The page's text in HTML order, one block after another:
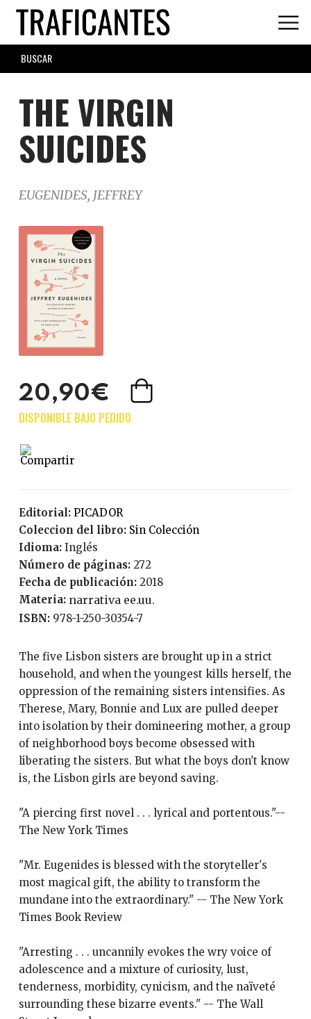
Skip
main
content
SEARCH
FORM
THE VIRGIN
SUICIDES
EUGENIDES, JEFFREY
20,90€
Editorial:
PICADOR
Coleccion del libro:
Sin Colección
Idioma: Inglés
Número de páginas:
272
Fecha de publicación:
2018
Materia: narrativa ee.uu.
ISBN: 978-1-250-30354-7
The five Lisbon sisters are brought up in a strict
household, and when the youngest kills herself, the
oppression of the remaining sisters intensifies. As
Therese, Mary, Bonnie and Lux are pulled deeper
into isolation by their domineering mother, a group
of neighborhood boys become obsessed with
liberating the sisters. But what the boys don't know
is, the Lisbon girls are beyond saving.
"A piercing first novel . . . lyrical and portentous."--
The New York Times
"Mr. Eugenides is blessed with the storyteller's
most magical gift, the ability to transform the
mundane into the extraordinary." -- The New York
Times Book Review
"Arresting . . . uncannily evokes the wry voice of
adolescence and a mixture of curiosity, lust,
tenderness, morbidity, cynicism, and the naïveté
surrounding these bizarre events." -- The Wall